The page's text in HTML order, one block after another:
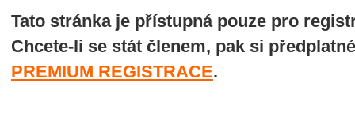
Tato stránka je přístupná pouze pro
Chcete-li se stát členem, pak si
PREMIUM REGISTRACE.